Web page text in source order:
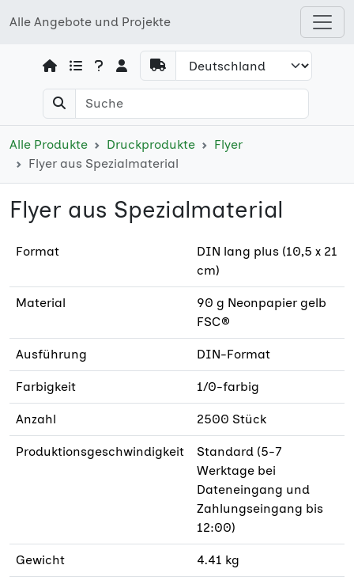
Alle Angebote und Projekte
Open shops menu
Alle Produkte Druckprodukte
Flyer
Flyer aus Spezialmaterial
Flyer aus Spezialmaterial
Format
DIN lang plus (10,5 x 21
cm)
Material
90 g Neonpapier gelb
FSC®
Ausführung DIN-Format
Farbigkeit 1/0-farbig
Anzahl 2500 Stück
Produktionsgeschwindigkeit
Standard (5-7
Werktage bei
Dateneingang und
Zahlungseingang bis
12:00)
Gewicht 4.41 kg